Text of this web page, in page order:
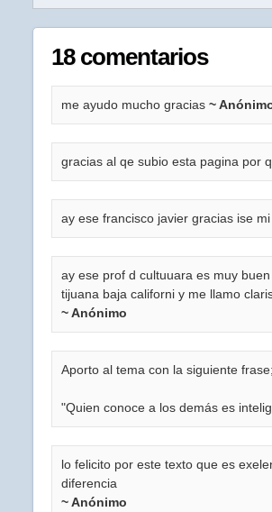
18 comentarios
me ayudo mucho gracias ~
gracias al qe subio esta pagina por
ay ese francisco javier gracias ise
ay ese prof d cultuuara es muy
tijuana baja californi y me llamo
~ Anónimo
Aporto al tema con la siguiente
"Quien conoce a los demás es
lo felicito por este texto que es
diferencia
~ Anónimo